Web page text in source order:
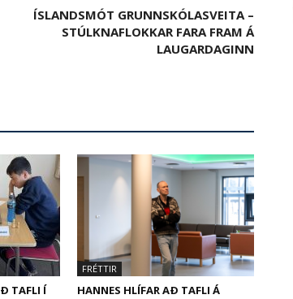
ÍSLANDSMÓT GRUNNSKÓLASVEITA –
STÚLKNAFLOKKAR FARA FRAM Á
LAUGARDAGINN
TAFLI Í
FRÉTTIR
HANNES HLÍFAR AÐ TAFLI Á